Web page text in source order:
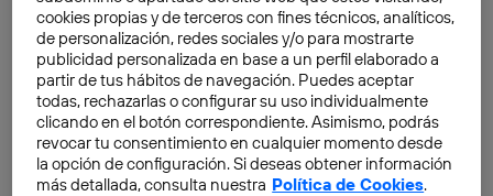
transformación y la economía digital, por lo que su
disponibilidad o carencia afecta al bienestar,
prosperidad e igualdad de la sociedad española,
según Félix ArteagayAndrés Ortega, responsables
del informe.
cookies propias y de terceros con fines técnicos, analíticos,
de personalización, redes sociales y/o para mostrarte
publicidad personalizada en base a un perfil elaborado a
partir de tus hábitos de navegación. Puedes aceptar
todas, rechazarlas o configurar su uso individualmente
clicando en el botón correspondiente. Asimismo, podrás
revocar tu consentimiento en cualquier momento desde
la opción de configuración. Si deseas obtener información
más detallada, consulta nuestra Política de Cookies.